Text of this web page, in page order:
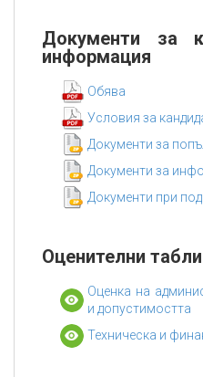
Документи за
информация
Обява
Условия за
Документи за
Документи за
Документи при
Оценителни
Оценка на
и допустимостта
Техническа и